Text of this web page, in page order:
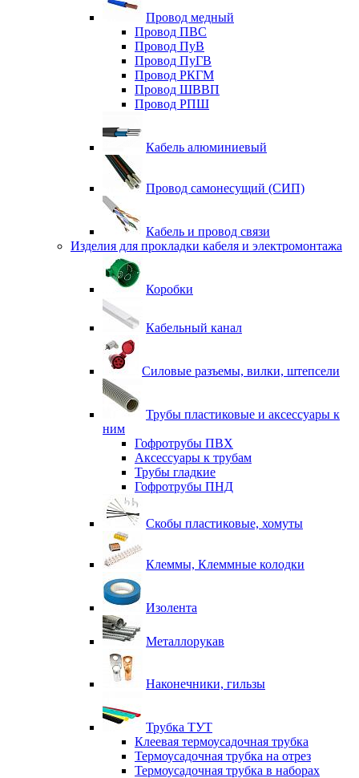
Провод медный
Провод ПВС
Провод ПуВ
Провод ПуГВ
Провод РКГМ
Провод ШВВП
Провод РПШ
Кабель алюминиевый
Провод самонесущий (СИП)
Кабель и провод связи
Изделия для прокладки кабеля и электромонтажа
Коробки
Кабельный канал
Силовые разъемы, вилки, штепсели
Трубы пластиковые и аксессуары к
ним
Гофротрубы ПВХ
Аксессуары к трубам
Трубы гладкие
Гофротрубы ПНД
Скобы пластиковые, хомуты
Клеммы, Клеммные колодки
Изолента
Металлорукав
Наконечники, гильзы
Трубка ТУТ
Клеевая термоусадочная трубка
Термоусадочная трубка на отрез
Термоусадочная трубка в наборах